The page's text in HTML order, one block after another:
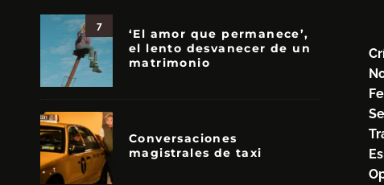
7
‘El amor que permanece’,
el lento desvanecer de un
matrimonio
Conversaciones
magistrales de taxi